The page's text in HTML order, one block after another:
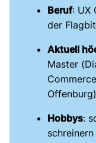
Beruf: UX
der
Aktuell
Master
Offenburg)
Hobbys:
schreinern